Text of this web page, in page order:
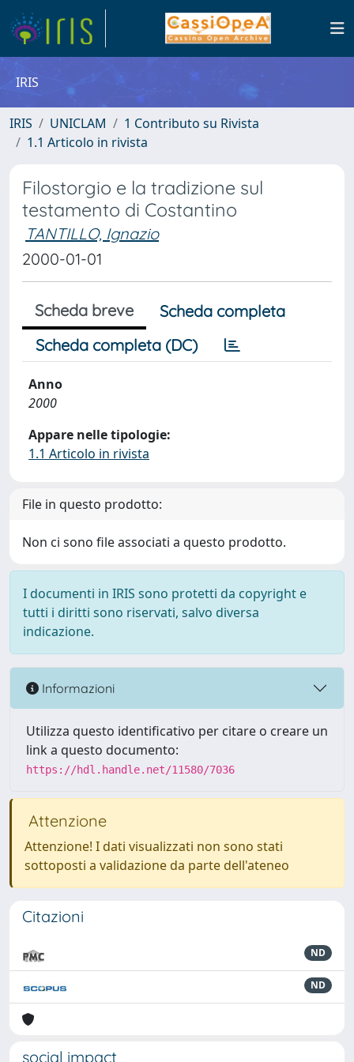
IRIS
IRIS UNICLAM
1 Contributo su Rivista
1.1 Articolo in rivista
Filostorgio e la tradizione sul
testamento di Costantino
TANTILLO, Ignazio
2000-01-01
Scheda breve
Scheda completa
Scheda completa (DC)
Anno
2000
Appare nelle tipologie:
1.1 Articolo in rivista
File in questo prodotto:
Non ci sono file associati a questo prodotto.
I documenti in IRIS sono protetti da copyright e
tutti i diritti sono riservati, salvo diversa
indicazione.
Informazioni
Utilizza questo identificativo per citare o creare un
link a questo documento:
https://hdl.handle.net/11580/7036
Attenzione
Attenzione! I dati visualizzati non sono stati
sottoposti a validazione da parte dell'ateneo
Citazioni
ND
ND
social impact